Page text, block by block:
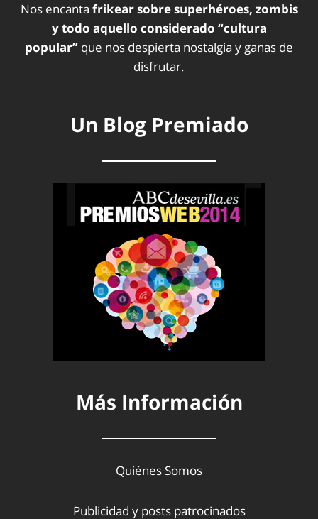
Nos encanta frikear sobre superhéroes, zombis
y todo aquello considerado “cultura
popular” que nos despierta nostalgia y ganas de
disfrutar.
Un Blog Premiado
Más Información
Quiénes Somos
Publicidad y posts patrocinados